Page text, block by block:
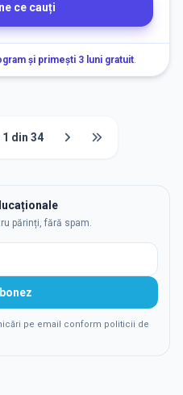
ce cauți
și primești 3 luni gratuit.
1 din 34
părinți, fără spam.
pe email conform politicii de